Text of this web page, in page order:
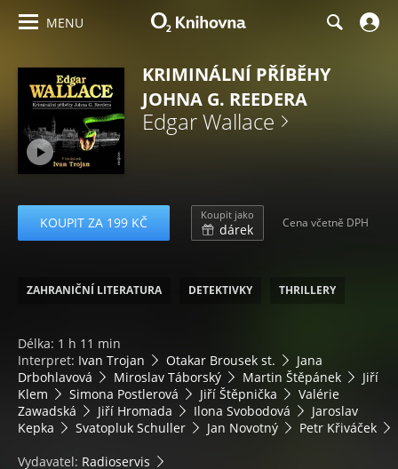
MENU
KRIMINÁLNÍ PŘÍBĚHY
JOHNA G. REEDERA
Edgar Wallace
KOUPIT ZA 199 KČ Koupit jako
dárek Cena včetně DPH
ZAHRANIČNÍ LITERATURA DETEKTIVKY THRILLERY
Délka: 1 h 11 min
Interpret: Ivan Trojan Otakar Brousek st.
Jana
Drbohlavová
Miroslav Táborský Martin Štěpánek
Jiří
Klem
Simona Postlerová Jiří Štěpnička
Valérie
Zawadská
Jiří Hromada Ilona Svobodová
Jaroslav
Kepka
Svatopluk Schuller Jan Novotný
Petr Křiváček
Vydavatel: Radioservis